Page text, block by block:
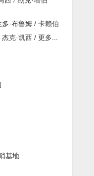
·布鲁姆 / 卡赖伯
克·凯西 / 更多...
基地